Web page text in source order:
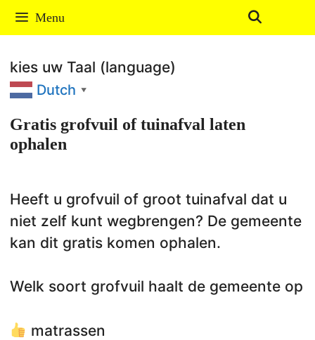
Ga
naar
inhoud
Menu
kies uw Taal (language)
Dutch ▼
Gratis grofvuil of tuinafval laten
ophalen
Heeft u grofvuil of groot tuinafval dat u
niet zelf kunt wegbrengen? De gemeente
kan dit gratis komen ophalen.
Welk soort grofvuil haalt de gemeente op
matrassen